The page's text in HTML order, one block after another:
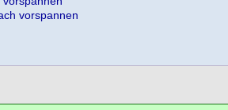
vorspannen